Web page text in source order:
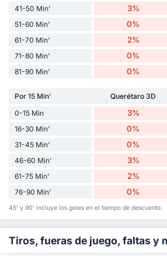
41-50 Min' 3%
51-60 Min' 0%
61-70 Min' 2%
71-80 Min' 0%
81-90 Min' 0%
Por 15 Min' Querétaro 3D
0-15 Min
3%
16-30 Min' 0%
31-45 Min' 0%
46-60 Min' 3%
61-75 Min' 2%
76-90 Min' 0%
45' y 90' incluye los goles en el tiempo de descuento.
Tiros, fueras de juego, faltas y